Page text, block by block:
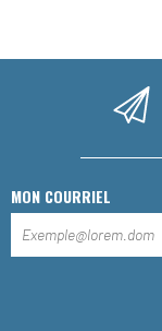
MON COURRIEL